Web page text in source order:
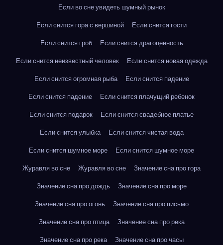
Если во сне увидеть шумный рынок
Если снится гора с вершиной
Если снится гости
Если снится гроб
Если снится драгоценность
Если снится неизвестный человек
Если снится новая одежда
Если снится огромная рыба
Если снится падение
Если снится падение
Если снится плачущий ребенок
Если снится подарок
Если снится свадебное платье
Если снится улыбка
Если снится чистая вода
Если снится шумное море
Если снится шумное море
Журавля во сне
Журавля во сне
Значение сна про гора
Значение сна про дождь
Значение сна про море
Значение сна про огонь
Значение сна про письмо
Значение сна про птица
Значение сна про река
Значение сна про река
Значение сна про часы